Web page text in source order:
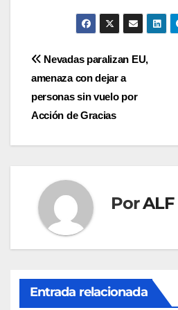
Navegación
de
entradas
Nevadas paralizan EU,
amenaza con dejar a
personas sin vuelo por
Acción de Gracias
PorALF
Entrada relacionada